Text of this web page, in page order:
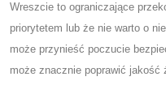
Wreszcie to ograniczające
priorytetem lub że nie warto o
może przynieść poczucie
może znacznie poprawić jakość